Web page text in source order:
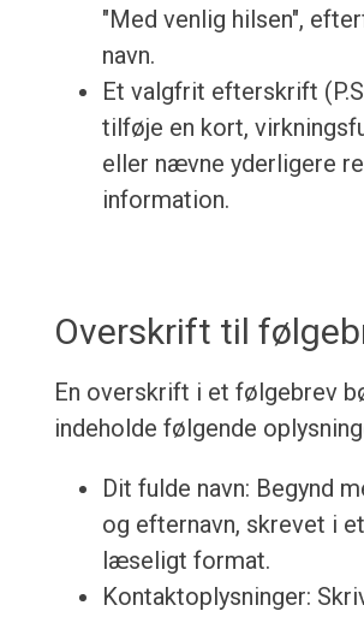
"Med venlig hilsen",
navn.
Et valgfrit efterskrift
tilføje en kort,
eller nævne yderligere
information.
Overskrift til
En overskrift i et følgebrev
indeholde følgende
Dit fulde navn: Begynd
og efternavn, skrevet i
læseligt format.
Kontaktoplysninger: